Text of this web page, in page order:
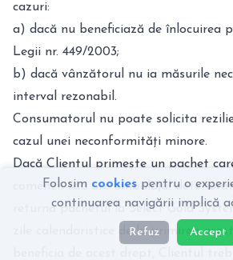
cazuri:
a) dacă nu beneficiază de înlocuirea
Legii nr. 449/2003;
b) dacă vânzătorul nu ia măsurile
interval rezonabil.
Consumatorul nu poate solicita
cazul unei neconformități minore.
Dacă Clientul primește un pachet
comenzii sau are ambalajul
returna pachetul la Select Gold
zile calendaristice de la primirea
Folosim cookies pentru o
continuarea navigării implică
Refuz Accept